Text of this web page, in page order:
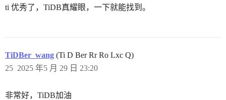
ti 优秀了，TiDB真耀眼，一下就能找到。
TiDBer_wang (Ti D Ber Rr Ro Lxc Q)
2025 年5 月 29 日 23:20
25
非常好，TiDB加油